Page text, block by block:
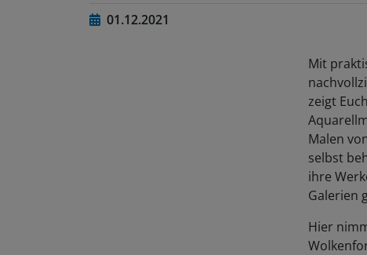
01.12.2021
Mit
zeigt
Malen
selbst
ihre
Galerien
Hier